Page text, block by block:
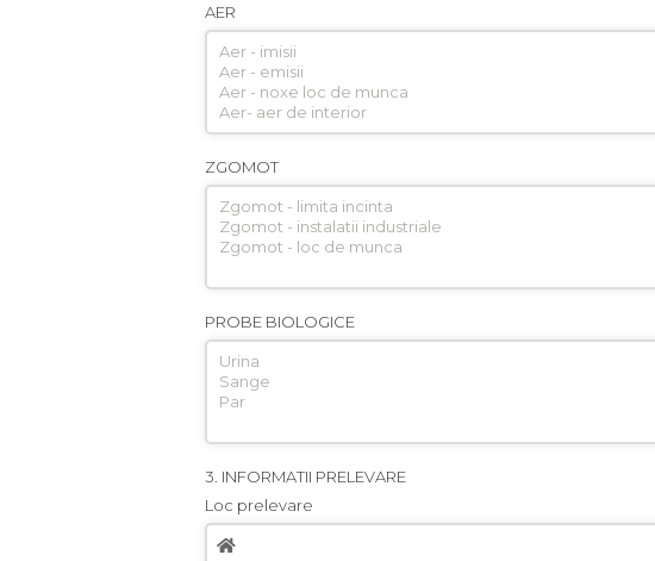
AER
ZGOMOT
PROBE BIOLOGICE
3. INFORMATII PRELEVARE
Loc prelevare